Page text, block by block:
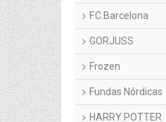
F.C.Barcelona
GORJUSS
Frozen
Fundas Nórdicas
HARRY POTTER